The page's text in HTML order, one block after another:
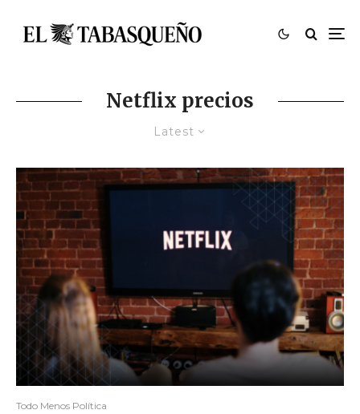
Netflix precios
Latest
Todo Menos Política